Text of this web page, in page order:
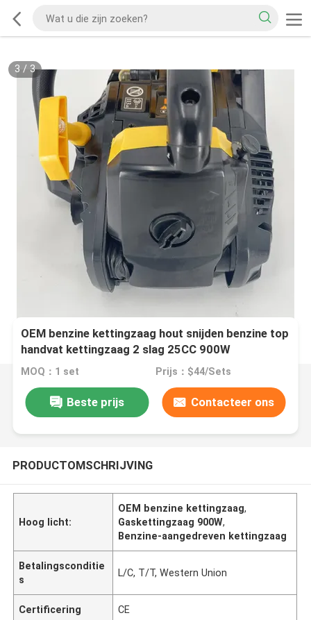
3 / 3
OEM benzine kettingzaag hout snijden benzine top
handvat kettingzaag 2 slag 25CC 900W
MOQ：1 set Prijs：$44/Sets
Beste prijs Contacteer ons
PRODUCTOMSCHRIJVING
Hoog licht:
OEM benzine kettingzaag,
Gaskettingzaag 900W,
Benzine-aangedreven kettingzaag
Betalingsconditie
s
L/C, T/T, Western Union
Certificering CE